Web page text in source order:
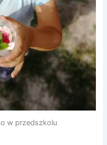
w przedszkolu